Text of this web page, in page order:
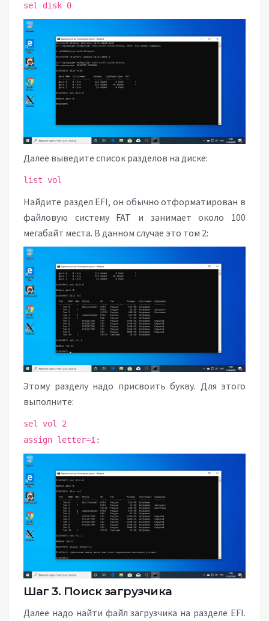
sel disk 0
Далее выведите список разделов на диске:
list vol
Найдите раздел EFI, он обычно отформатирован в
файловую систему FAT и занимает около 100
мегабайт места. В данном случае это том 2:
Этому разделу надо присвоить букву. Для этого
выполните:
sel vol 2
assign letter=I:
Шаг 3. Поиск загрузчика
Далее надо найти файл загрузчика на разделе EFI.